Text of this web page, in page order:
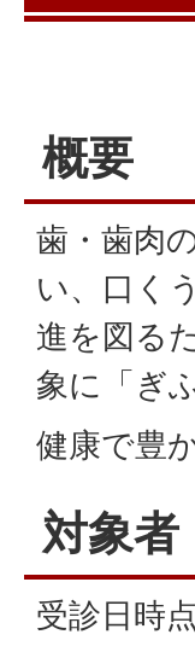
概要
歯・歯肉
い、口く
進を図る
象に「ぎ
健康で豊
対象者
受診日時